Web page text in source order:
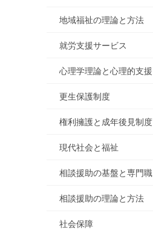
地域福祉の理論と方法
就労支援サービス
心理学理論と心理的支援
更生保護制度
権利擁護と成年後見制度
現代社会と福祉
相談援助の基盤と専門職
相談援助の理論と方法
社会保障